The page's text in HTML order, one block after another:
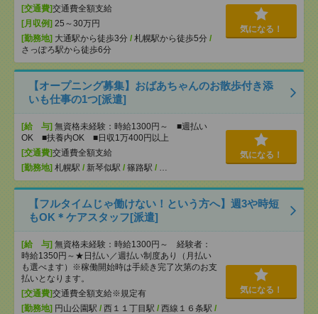
[交通費]交通費全額支給
[月収例] 25～30万円
[勤務地] 大通駅から徒歩3分 / 札幌駅から徒歩5分 /
さっぽろ駅から徒歩6分
気になる！
【オープニング募集】おばあちゃんのお散歩付き添
いも仕事の1つ[派遣]
[給 与] 無資格未経験：時給1300円～ ■週払い
OK ■扶養内OK ■日収1万400円以上
[交通費]交通費全額支給
[勤務地] 札幌駅 / 新琴似駅 / 篠路駅 / …
気になる！
【フルタイムじゃ働けない！という方へ】週3や時短
もOK＊ケアスタッフ[派遣]
[給 与] 無資格未経験：時給1300円～ 経験者：
時給1350円～★日払い／週払い制度あり（月払い
も選べます）※稼働開始時は手続き完了次第のお支
払いとなります。
[交通費]交通費全額支給※規定有
[勤務地] 円山公園駅 / 西１１丁目駅 / 西線１６条駅 /
気になる！